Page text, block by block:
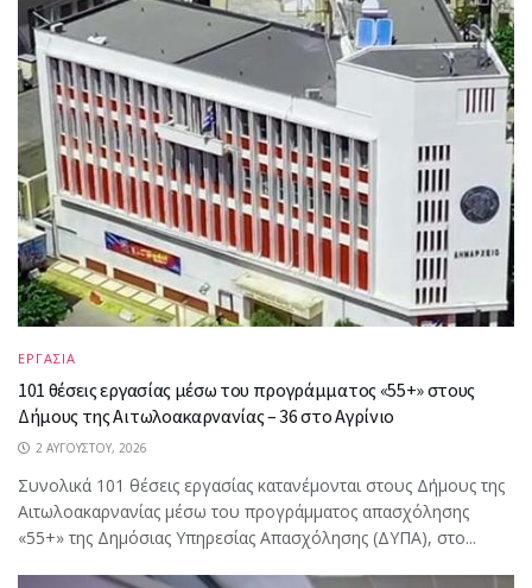
ΕΡΓΑΣΙΑ
101 θέσεις εργασίας μέσω του προγράμματος «55+» στους
Δήμους της Αιτωλοακαρνανίας – 36 στο Αγρίνιο
2 ΑΥΓΟΎΣΤΟΥ, 2026
Συνολικά 101 θέσεις εργασίας κατανέμονται στους Δήμους της
Αιτωλοακαρνανίας μέσω του προγράμματος απασχόλησης
«55+» της Δημόσιας Υπηρεσίας Απασχόλησης (ΔΥΠΑ), στο...